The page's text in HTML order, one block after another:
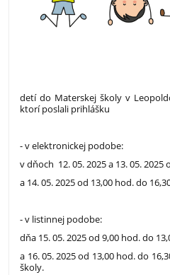
detí do Materskej školy v
ktorí poslali prihlášku
- v elektronickej podobe:
v dňoch 12. 05. 2025 a 13. 05. 2025
a 14. 05. 2025 od 13,00 hod. do
- v listinnej podobe:
dňa 15. 05. 2025 od 9,00 hod. do
a 16. 05. 2025 od 13,00 hod. do
školy.